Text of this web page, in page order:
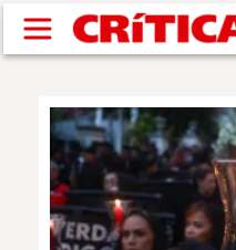
Pasar al contenido principal
SUCESOS
NACIONAL